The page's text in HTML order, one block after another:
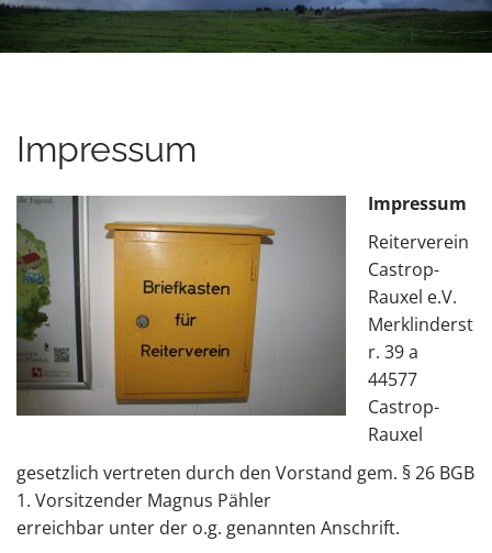
Impressum
Impressum
Reiterverein
Castrop-
Rauxel e.V.
Merklinderst
r. 39 a
44577
Castrop-
Rauxel
gesetzlich vertreten durch den Vorstand gem. § 26 BGB
1. Vorsitzender Magnus Pähler
erreichbar unter der o.g. genannten Anschrift.